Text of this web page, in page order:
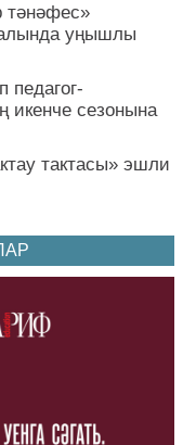
тәнәфес»
уңышлы
педагог-
икенче сезонына
тактасы» эшли